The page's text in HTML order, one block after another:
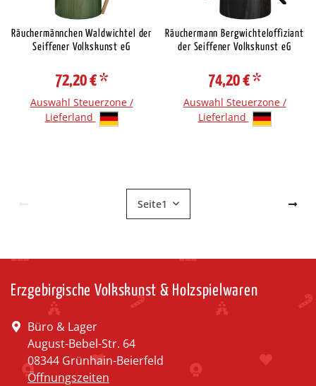
Räuchermännchen Waldwichtel der
Seiffener Volkskunst eG
72,20 €*
Auswahl Steuerzone /
Lieferland
Räuchermann Bergwichteloffiziant
der Seiffener Volkskunst eG
74,20 €*
Auswahl Steuerzone /
Lieferland
Seite1
Erzgebirgische Volkskunst & Holzspielwaren
Büro & Lager
August-Bebel-Str. 64
08344 Grünhain-Beierfeld
Öffnungszeiten